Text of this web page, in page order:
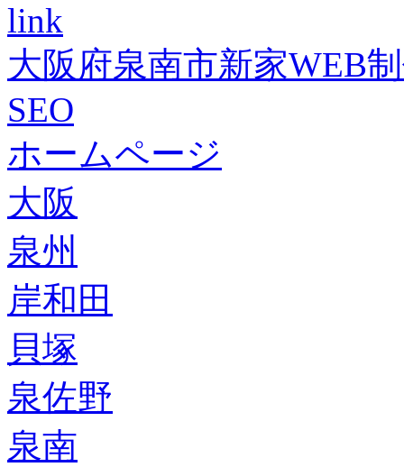
link
大阪府泉南市新家WEB
SEO
ホームページ
大阪
泉州
岸和田
貝塚
泉佐野
泉南